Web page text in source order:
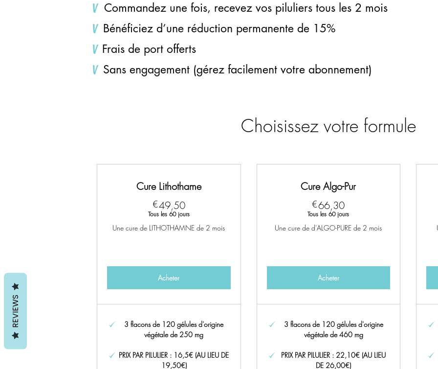
V Commandez une fois, recevez vos piluliers tous les 2 mois
V Bénéficiez d’une réduction permanente de 15%
V Frais de port offerts
V Sans engagement (gérez facilement votre abonnement)
Choisissez votre formule
Cure Lithothame
€49,5049,50€
Tous les 60 jours
Une cure de LITHOTHAMNE de 2 mois
Acheter
3 flacons de 120 gélules d'origine
végétale de 250 mg
PRIX PAR PILULIER : 16,5€ (AU LIEU DE
19,50€)
Cure Algo-Pur
€66,30
Tous les 60 jours
Une cure de d'ALGO-PURE de 2 mois
Acheter
3 flacons de 120 gélules d'origine
végétale de 460 mg
PRIX PAR PILULIER : 22,10€ (AU LIEU
DE 26,00€)
REVIEWS